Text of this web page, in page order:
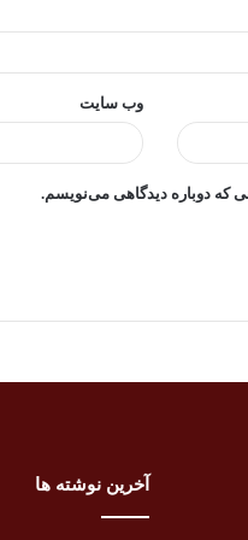
وب‌ سایت
که دوباره دیدگاهی می‌نویسم.
آخرین نوشته ها